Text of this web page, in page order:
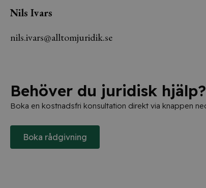
Nils Ivars
nils.ivars@alltomjuridik.se
Behöver du juridisk hjälp?
Boka en kostnadsfri konsultation direkt via knappen
Boka rådgivning